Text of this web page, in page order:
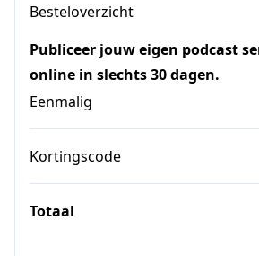
Besteloverzicht
Publiceer jouw eigen podcast
online in slechts 30 dagen.
Eenmalig
Kortingscode
Totaal